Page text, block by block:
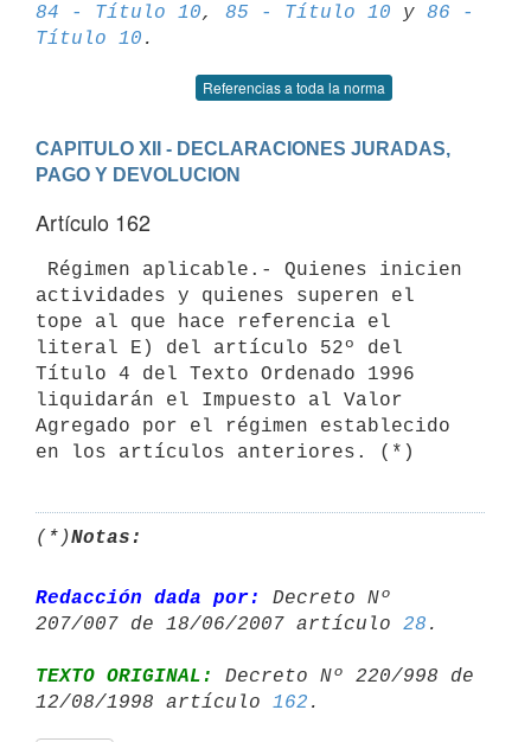
84 - Título 10, 85 - Título 10 y 86 -
Título 10
Referencias a toda la norma
CAPITULO XII - DECLARACIONES JURADAS,
PAGO Y DEVOLUCION
Artículo 162
actividades y quienes superen el
tope al que hace referencia el
literal E) del artículo 52º del
Título 4 del Texto Ordenado 1996
liquidarán el Impuesto al Valor
Agregado por el régimen establecido
(*)Notas:
Redacción dada por:
Decreto Nº
207/007 de 18/06/2007 artículo 28
TEXTO ORIGINAL:
Decreto Nº 220/998 de
12/08/1998 artículo 162